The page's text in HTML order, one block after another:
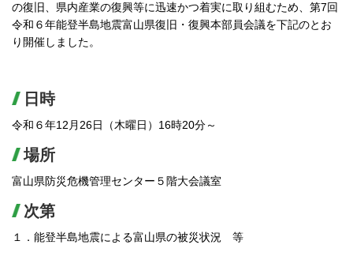
の復旧、県内産業の復興等に迅速かつ着実に取り組むため、第7回
令和６年能登半島地震富山県復旧・復興本部員会議を下記のとお
り開催しました。
日時
令和６年12月26日（木曜日）16時20分～
場所
富山県防災危機管理センター５階大会議室
次第
１．能登半島地震による富山県の被災状況 等